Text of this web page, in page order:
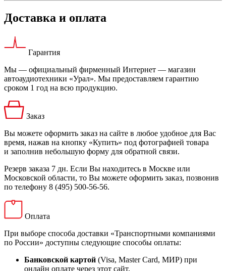
Доставка и оплата
Гарантия
Мы — официальный фирменный Интернет — магазин
автоаудиотехники «Урал». Мы предоставляем гарантию
сроком 1 год на всю продукцию.
Заказ
Вы можете оформить заказ на сайте в любое удобное для Вас
время, нажав на кнопку «Купить» под фотографией товара
и заполнив небольшую форму для обратной связи.
Резерв заказа 7 дн. Если Вы находитесь в Москве или
Московской области, то Вы можете оформить заказ, позвонив
по телефону 8 (495) 500-56-56.
Оплата
При выборе способа доставки «Транспортными компаниями
по России» доступны следующие способы оплаты:
Банковской картой (Visa, Master Card, МИР) при
онлайн оплате через этот сайт.